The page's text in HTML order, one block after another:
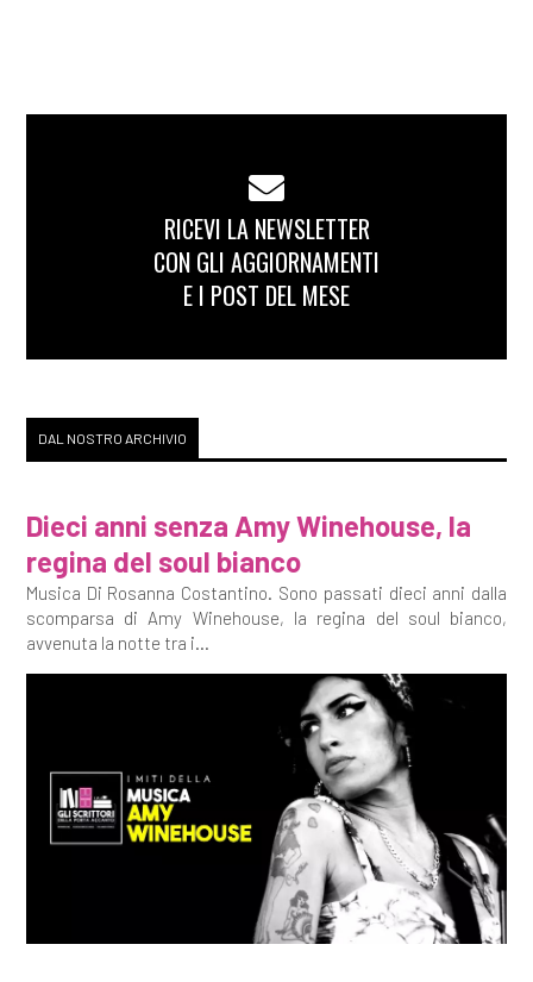
RICEVI LA NEWSLETTER
CON GLI AGGIORNAMENTI
E I POST DEL MESE
DAL NOSTRO ARCHIVIO
Dieci anni senza Amy Winehouse, la
regina del soul bianco
Musica Di Rosanna Costantino. Sono passati dieci anni dalla
scomparsa di Amy Winehouse, la regina del soul bianco,
avvenuta la notte tra i...